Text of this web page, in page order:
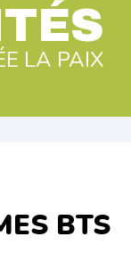
LA PAIX
BTS